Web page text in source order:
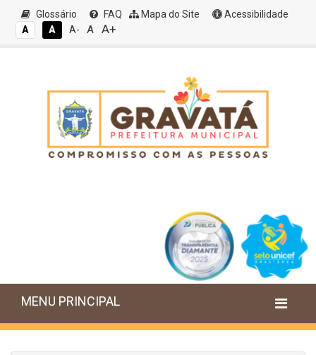
Glossário FAQ Mapa do Site
Acessibilidade
A
A A- A A+
MENU PRINCIPAL